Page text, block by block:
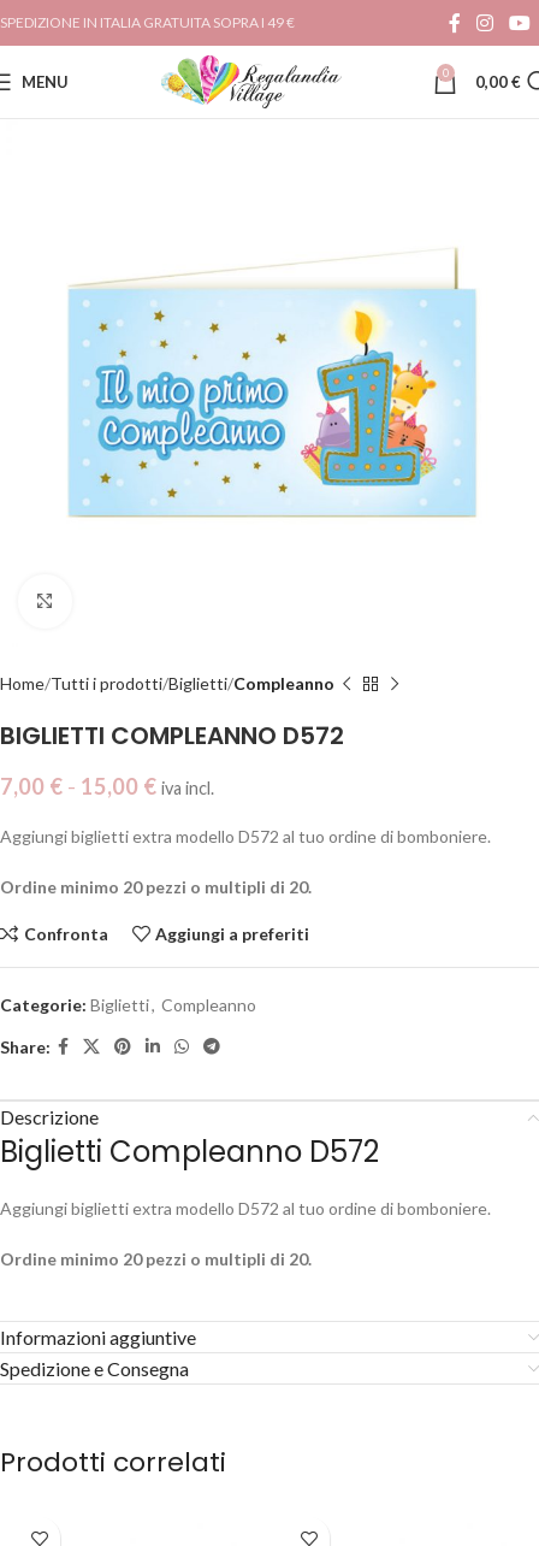
SPEDIZIONE IN ITALIA GRATUITA SOPRA I 49 €
MENU 0 0,00€
Home Tutti i prodotti Biglietti Compleanno
BIGLIETTI COMPLEANNO D572
7,00 € - 15,00 € iva incl.
Aggiungi biglietti extra modello D572 al tuo ordine di bomboniere.
Ordine minimo 20 pezzi o multipli di 20.
Confronta Aggiungi a preferiti
Categorie: Biglietti, Compleanno
Share:
Descrizione
Biglietti Compleanno D572
Aggiungi biglietti extra modello D572 al tuo ordine di bomboniere.
Ordine minimo 20 pezzi o multipli di 20.
Informazioni aggiuntive
Spedizione e Consegna
Prodotti correlati